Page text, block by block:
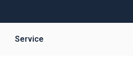
Service